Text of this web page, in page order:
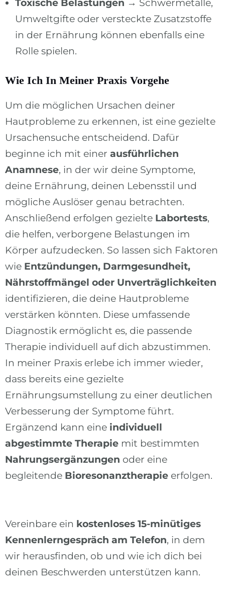
Toxische Belastungen → Schwermetalle,
Umweltgifte oder versteckte Zusatzstoffe
in der Ernährung können ebenfalls eine
Rolle spielen.
Wie Ich In Meiner Praxis Vorgehe
Um die möglichen Ursachen deiner
Hautprobleme zu erkennen, ist eine gezielte
Ursachensuche entscheidend. Dafür
beginne ich mit einer ausführlichen
Anamnese, in der wir deine Symptome,
deine Ernährung, deinen Lebensstil und
mögliche Auslöser genau betrachten.
Anschließend erfolgen gezielte Labortests,
die helfen, verborgene Belastungen im
Körper aufzudecken. So lassen sich Faktoren
wie Entzündungen, Darmgesundheit,
Nährstoffmängel oder Unverträglichkeiten
identifizieren, die deine Hautprobleme
verstärken könnten. Diese umfassende
Diagnostik ermöglicht es, die passende
Therapie individuell auf dich abzustimmen.
In meiner Praxis erlebe ich immer wieder,
dass bereits eine gezielte
Ernährungsumstellung zu einer deutlichen
Verbesserung der Symptome führt.
Ergänzend kann eine individuell
abgestimmte Therapie mit bestimmten
Nahrungsergänzungen oder eine
begleitende Bioresonanztherapie erfolgen.
Vereinbare ein kostenloses 15-minütiges
Kennenlerngespräch am Telefon, in dem
wir herausfinden, ob und wie ich dich bei
deinen Beschwerden unterstützen kann.